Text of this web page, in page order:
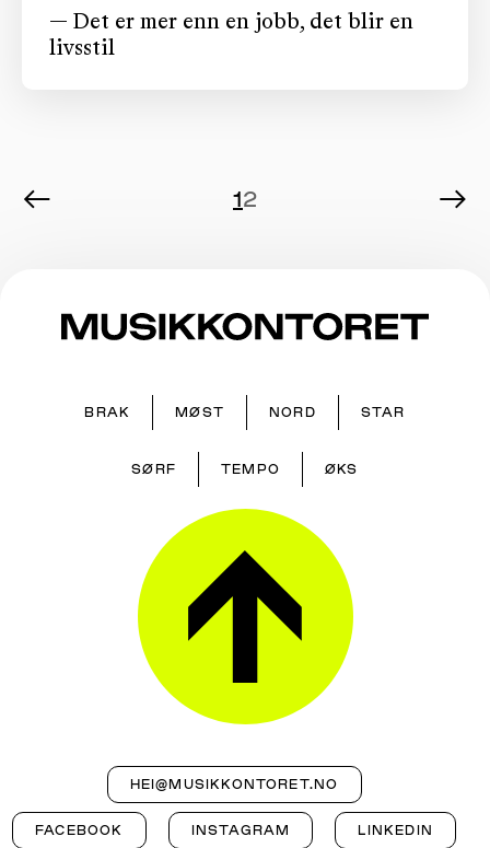
— Det er mer enn en jobb, det blir en
livsstil
← 12 →
BRAK MØST NORD STAR
SØRF TEMPO ØKS
HEI@MUSIKKONTORET.NO
FACEBOOK INSTAGRAM LINKEDIN